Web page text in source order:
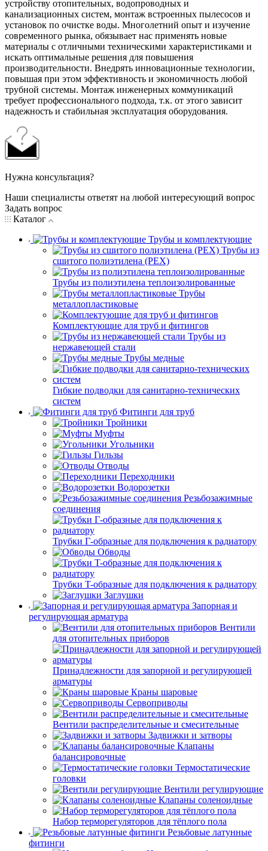
устройству отопительных, водопроводных и
канализационных систем, монтаж встроенных пылесосов и
установок по очистке воды. Многолетний опыт и изучение
современного рынка, обязывает нас применять новые
материалы с отличными техническими характеристиками и
искать оптимальные решения для повышения
производительности. Внедрять инновационные технологии,
повышая при этом эффективность и экономичность любой
трубной системы. Монтаж инженерных коммуникаций
требует профессионального подхода, т.к. от этого зависит
надежность и стабильная эксплуатация оборудования.
Нужна консультация?
Наши специалисты ответят на любой интересующий вопрос
Задать вопрос
Каталог
Трубы и комплектующие
Трубы из
сшитого полиэтилена (PEX)
Трубы из полиэтилена теплоизолированные
Трубы
металлопластиковые
Комплектующие для труб и фитингов
Трубы из
нержавеющей стали
Трубы медные
Гибкие подводки для санитарно-технических
систем
Фитинги для труб
Тройники
Муфты
Угольники
Гильзы
Отводы
Переходники
Водорозетки
Резьбозажимные
соединения
Трубки Г-образные для подключения к радиатору
Обводы
Трубки T-образные для подключения к радиатору
Заглушки
Запорная и
регулирующая арматура
Вентили
для отопительных приборов
Принадлежности для запорной и регулирующей
арматуры
Краны шаровые
Сервоприводы
Вентили распределительные и смесительные
Задвижки и затворы
Клапаны
балансировочные
Термостатические
головки
Вентили регулирующие
Клапаны соленоидные
Набор терморегуляторов для тёплого пола
Резьбовые латунные
фитинги